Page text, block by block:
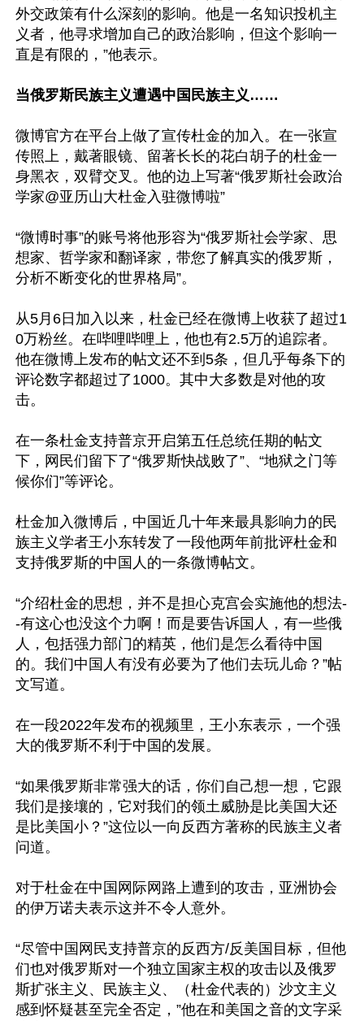
外交政策有什么深刻的影响。他是一名知识投机主
义者，他寻求增加自己的政治影响，但这个影响一
直是有限的，”他表示。
当俄罗斯民族主义遭遇中国民族主义……
微博官方在平台上做了宣传杜金的加入。在一张宣
传照上，戴著眼镜、留著长长的花白胡子的杜金一
身黑衣，双臂交叉。他的边上写著“俄罗斯社会政治
学家@亚历山大杜金入驻微博啦”
“微博时事”的账号将他形容为“俄罗斯社会学家、思
想家、哲学家和翻译家，带您了解真实的俄罗斯，
分析不断变化的世界格局”。
从5月6日加入以来，杜金已经在微博上收获了超过1
0万粉丝。在哔哩哔哩上，他也有2.5万的追踪者。
他在微博上发布的帖文还不到5条，但几乎每条下的
评论数字都超过了1000。其中大多数是对他的攻
击。
在一条杜金支持普京开启第五任总统任期的帖文
下，网民们留下了“俄罗斯快战败了”、“地狱之门等
候你们”等评论。
杜金加入微博后，中国近几十年来最具影响力的民
族主义学者王小东转发了一段他两年前批评杜金和
支持俄罗斯的中国人的一条微博帖文。
“介绍杜金的思想，并不是担心克宫会实施他的想法-
-有这心也没这个力啊！而是要告诉国人，有一些俄
人，包括强力部门的精英，他们是怎么看待中国
的。我们中国人有没有必要为了他们去玩儿命？”帖
文写道。
在一段2022年发布的视频里，王小东表示，一个强
大的俄罗斯不利于中国的发展。
“如果俄罗斯非常强大的话，你们自己想一想，它跟
我们是接壤的，它对我们的领土威胁是比美国大还
是比美国小？”这位以一向反西方著称的民族主义者
问道。
对于杜金在中国网际网路上遭到的攻击，亚洲协会
的伊万诺夫表示这并不令人意外。
“尽管中国网民支持普京的反西方/反美国目标，但他
们也对俄罗斯对一个独立国家主权的攻击以及俄罗
斯扩张主义、民族主义、（杜金代表的）沙文主义
感到怀疑甚至完全否定，”他在和美国之音的文字采